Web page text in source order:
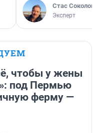
Стас Соколов
Эксперт
чтобы у жены
под Пермью
ферму —